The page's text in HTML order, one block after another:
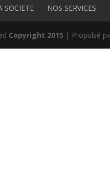
SOCIETE NOS SERVICES
Copyright 2015 | Propulsé